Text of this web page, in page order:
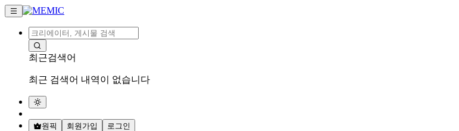
최근검색어
최근 검색어 내역이 없습니다
원픽 회원가입 로그인